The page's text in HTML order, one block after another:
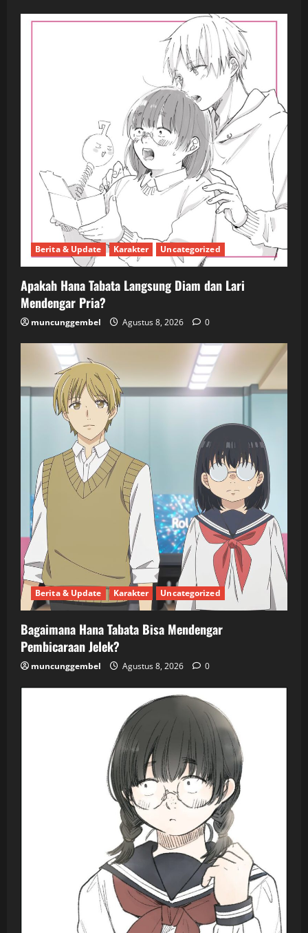
Berita & Update Karakter Uncategorized
Apakah Hana Tabata Langsung Diam dan Lari
Mendengar Pria?
muncunggembel Agustus 8, 2026 0
Berita & Update Karakter Uncategorized
Bagaimana Hana Tabata Bisa Mendengar
Pembicaraan Jelek?
muncunggembel Agustus 8, 2026 0